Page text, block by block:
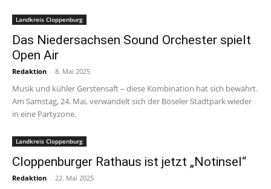
Landkreis Cloppenburg
Das Niedersachsen Sound Orchester spielt
Open Air
Redaktion - 8. Mai 2025
Musik und kühler Gerstensaft – diese Kombination hat sich bewährt.
Am Samstag, 24. Mai, verwandelt sich der Böseler Stadtpark wieder
in eine Partyzone.
Landkreis Cloppenburg
Cloppenburger Rathaus ist jetzt „Notinsel“
Redaktion - 22. Mai 2025